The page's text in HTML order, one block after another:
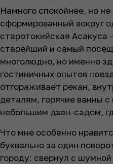
Намного спокойнее, но
сформированный вокруг
старотокийская Асакуса
старейший и самый
многолюдно, но именно
гостиничных опытов
отгораживает рёкан,
деталям, горячие ванны
небольшим дзен-садом,
Что мне особенно
буквально за один
городу: свернул с